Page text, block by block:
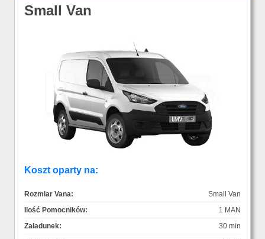
Small Van
Koszt oparty na:
Rozmiar Vana:
Small Van
Ilość Pomocników:
1 MAN
Załadunek:
30 min